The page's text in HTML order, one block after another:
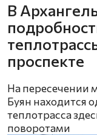
В
проспекте
На пересечении
Буян находится
теплотрасса
поворотами